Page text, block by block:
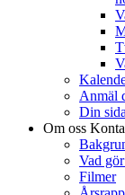
Anmäl
Din sida
Om oss
Vad
Filmer